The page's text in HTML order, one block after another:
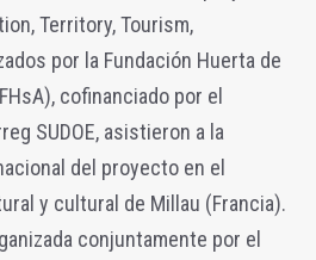
Territory, Tourism,
por la Fundación Huerta de
cofinanciado por el
SUDOE, asistieron a la
del proyecto en el
y cultural de Millau (Francia).
conjuntamente por el